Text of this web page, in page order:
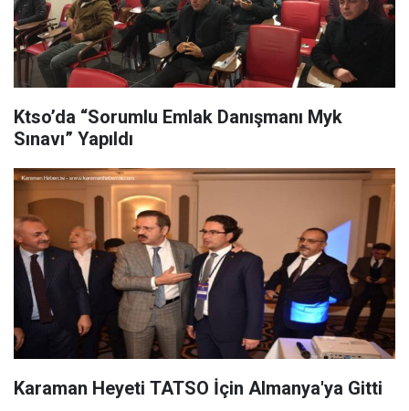
Ktso’da “Sorumlu Emlak Danışmanı Myk
Sınavı” Yapıldı
Karaman Heyeti TATSO İçin Almanya'ya Gitti